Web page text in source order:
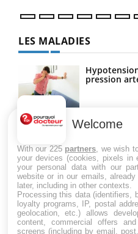
LES MALADIES
pression
globules
Maladie de
Welcome
With our 225 partners , we wish
your devices (cookies, pixels in
your personal data with our
website or in our emails,
later, including in other contexts.
Processing this data (identifiers,
loyalty programs, IP, postal
geolocation, etc.) allows
content, commercial offers
screens (including by email,